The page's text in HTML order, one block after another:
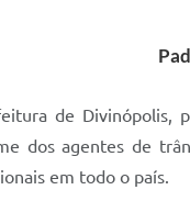
de Divinópolis,
dos agentes de
em todo o país.